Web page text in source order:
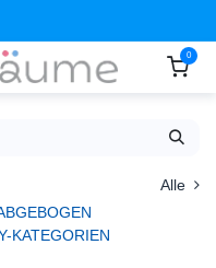
0
Alle
KATEGORIEN